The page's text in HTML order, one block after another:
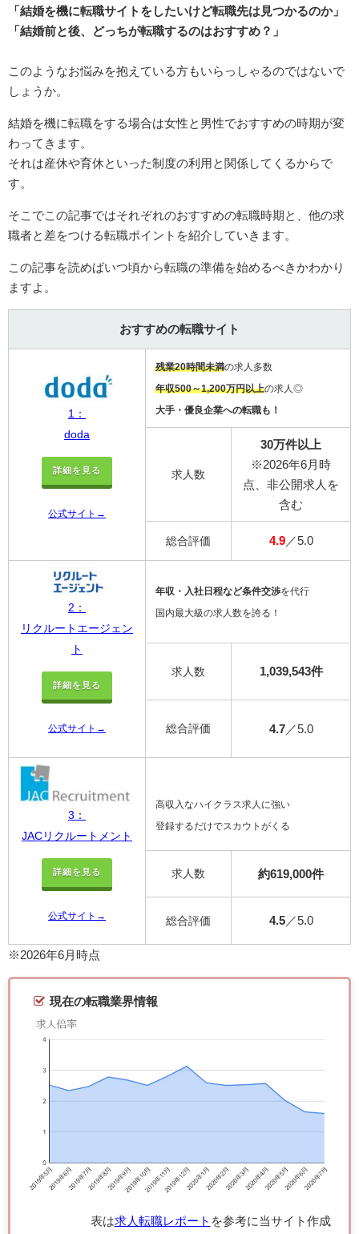
「結婚を機に転職サイトをしたいけど転職先は見つかるのか」
「結婚前と後、どっちが転職するのはおすすめ？」
このようなお悩みを抱えている方もいらっしゃるのではないで
しょうか。
結婚を機に転職をする場合は女性と男性でおすすめの時期が変
わってきます。
それは産休や育休といった制度の利用と関係してくるからで
す。
そこでこの記事ではそれぞれのおすすめの転職時期と、他の求
職者と差をつける転職ポイントを紹介していきます。
この記事を読めばいつ頃から転職の準備を始めるべきかわかり
ますよ。
おすすめの転職サイト
1：
doda
詳細を見る
公式サイト→
残業20時間未満の求人多数
年収500～1,200万円以上の求人◎
大手・優良企業への転職も！
求人数
30万件以上
※2026年6月時
点、非公開求人を
含む
総合評価 4.9／5.0
2：
リクルートエージェン
ト
詳細を見る
公式サイト→
年収・入社日程など条件交渉を代行
国内最大級の求人数を誇る！
求人数 1,039,543件
総合評価 4.7／5.0
3：
JACリクルートメント
詳細を見る
公式サイト→
高収入なハイクラス求人に強い
登録するだけでスカウトがくる
求人数 約619,000件
総合評価 4.5／5.0
※2026年6月時点
現在の転職業界情報
表は求人転職レポート を参考に当サイト作成